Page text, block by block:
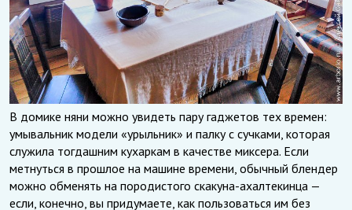
В домике няни можно увидеть пару гаджетов тех времен:
умывальник модели «урыльник» и палку с сучками, которая
служила тогдашним кухаркам в качестве миксера. Если
метнуться в прошлое на машине времени, обычный блендер
можно обменять на породистого скакуна-ахалтекинца —
если, конечно, вы придумаете, как пользоваться им без